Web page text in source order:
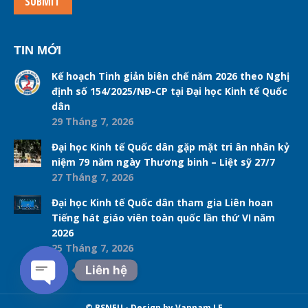
TIN MỚI
Kế hoạch Tinh giản biên chế năm 2026 theo Nghị
định số 154/2025/NĐ-CP tại Đại học Kinh tế Quốc
dân
29 Tháng 7, 2026
Đại học Kinh tế Quốc dân gặp mặt tri ân nhân kỷ
niệm 79 năm ngày Thương binh – Liệt sỹ 27/7
27 Tháng 7, 2026
Đại học Kinh tế Quốc dân tham gia Liên hoan
Tiếng hát giáo viên toàn quốc lần thứ VI năm
2026
25 Tháng 7, 2026
Liên hệ